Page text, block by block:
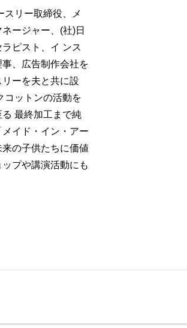
スリー取締役、メ
ージャー、(社)日
ピスト、イ ンス
、広告制作会社を
ーを夫と共に設
コットンの活動を
最終加工まで純
イド・イン・アー
の子供たちに価値
プや講演活動にも